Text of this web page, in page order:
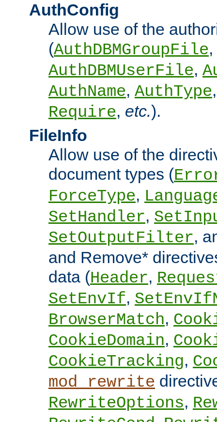
AuthConfig
Allow use of the
(AuthDBMGroupFile,
AuthDBMUserFile,
AuthName, AuthType
Require, etc.).
FileInfo
Allow use of the
document types (
ForceType,
SetHandler,
SetOutputFilter,
and Remove*
data (Header,
SetEnvIf,
BrowserMatch,
CookieDomain,
CookieTracking,
mod_rewrite
RewriteOptions,